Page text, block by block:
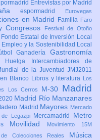
Entrevistas por Madrid
espormadrid Eurovegas
en Madrid Familia Faro
Congresos Festival de Otoño
Fondo Estatal de Inversión Local
y la Sostenibilidad Local
GanaderíaGastronomía
Huelga
Intercambiadores de
de la Juventud JMJ2011
Blanco Libros y literatura
Los
Los Cerros M-30 Madrid
Madrid Río Manzanares
Madrid Mayores Mercado
Legazpi
Mercamadrid Metro
Movilidad Movimiento 15M
Colecciones Reales Música